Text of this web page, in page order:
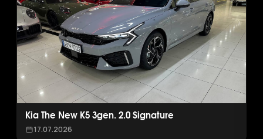
Kia The New K5 3gen. 2.0 Signature
17.07.2026